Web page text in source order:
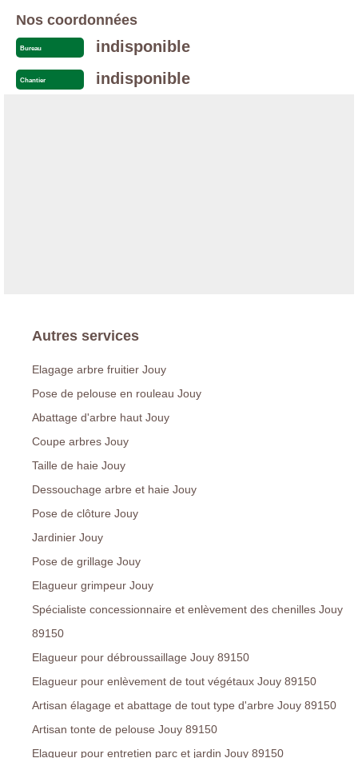
Nos coordonnées
Bureau indisponible
Chantier indisponible
Autres services
Elagage arbre fruitier Jouy
Pose de pelouse en rouleau Jouy
Abattage d'arbre haut Jouy
Coupe arbres Jouy
Taille de haie Jouy
Dessouchage arbre et haie Jouy
Pose de clôture Jouy
Jardinier Jouy
Pose de grillage Jouy
Elagueur grimpeur Jouy
Spécialiste concessionnaire et enlèvement des chenilles Jouy
89150
Elagueur pour débroussaillage Jouy 89150
Elagueur pour enlèvement de tout végétaux Jouy 89150
Artisan élagage et abattage de tout type d'arbre Jouy 89150
Artisan tonte de pelouse Jouy 89150
Elagueur pour entretien parc et jardin Jouy 89150